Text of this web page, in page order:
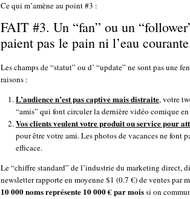
Ce qui m’amène au point #3 :
FAIT #3. Un “fan” ou un
paient pas le pain ni l’eau
Les champs de “statut” ou d’ “update” ne sont pas une
raisons :
L’audience n’est pas captive mais distraite, votre
“amis” qui font circuler la dernière vidéo comique
Vos clients veulent votre produit ou service pour
pour être votre ami. Les photos de vacances ne font
efficace.
Le “chiffre standard” de l’industrie du marketing direct,
newsletter rapporte en moyenne $1 (0.7 €) de ventes par
10 000 noms représente 10 000 € par moissi on